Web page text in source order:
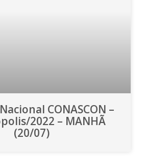
CONASCON –
2022 – MANHÃ
(20/07)